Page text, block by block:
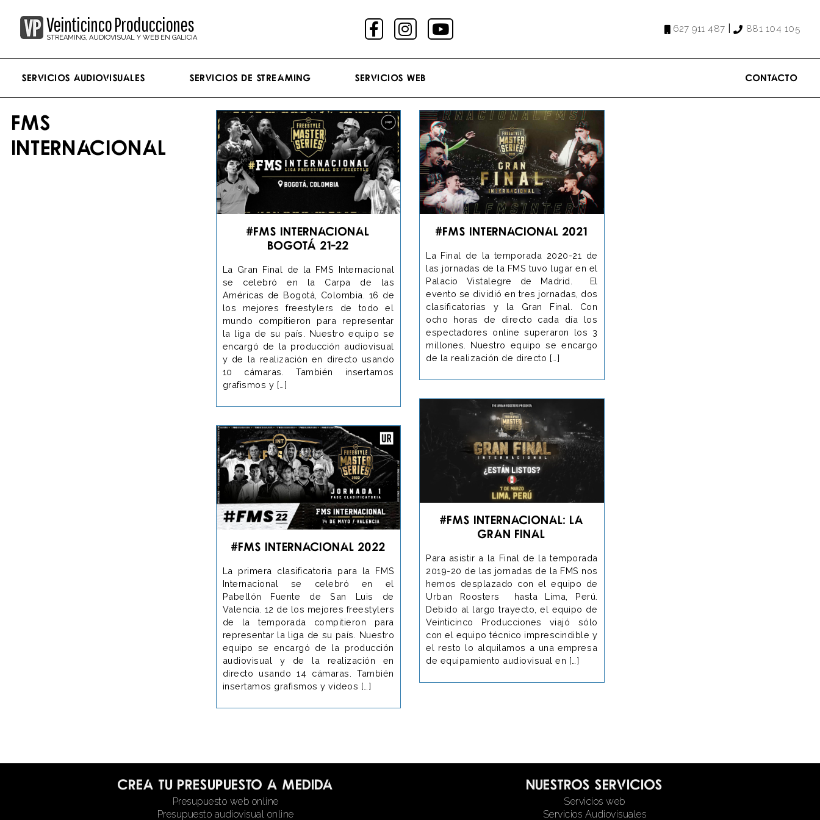
Veinticinco Producciones
STREAMING, AUDIOVISUAL Y WEB EN GALICIA
627 911 487 881 104 105
Servicios Audiovisuales Servicios de streaming Servicios Web Contacto
FMS
INTERNACIONAL
#FMS Internacional
Bogotá 21-22
La Gran Final de la FMS Internacional
se celebró en la Carpa de las
Américas de Bogotá, Colombia. 16 de
los mejores freestylers de todo el
mundo compitieron para representar
la liga de su país. Nuestro equipo se
encargó de la producción audiovisual
y de la realización en directo usando
10 cámaras. También insertamos
grafismos y […]
#FMS Internacional 2022
La primera clasificatoria para la FMS
Internacional se celebró en el
Pabellón Fuente de San Luis de
Valencia. 12 de los mejores freestylers
de la temporada compitieron para
representar la liga de su país. Nuestro
equipo se encargó de la producción
audiovisual y de la realización en
directo usando 14 cámaras. También
insertamos grafismos y videos […]
#FMS Internacional 2021
La Final de la temporada 2020-21 de
las jornadas de la FMS tuvo lugar en el
Palacio Vistalegre de Madrid. El
evento se dividió en tres jornadas, dos
clasificatorias y la Gran Final. Con
ocho horas de directo cada día los
espectadores online superaron los 3
millones. Nuestro equipo se encargo
de la realización de directo […]
#FMS Internacional: La
Gran Final
Para asistir a la Final de la temporada
2019-20 de las jornadas de la FMS nos
hemos desplazado con el equipo de
Urban Roosters hasta Lima, Perú.
Debido al largo trayecto, el equipo de
Veinticinco Producciones viajó sólo
con el equipo técnico imprescindible y
el resto lo alquilamos a una empresa
de equipamiento audiovisual en […]
Crea tu presupuesto a medida
Presupuesto web online
Presupuesto audiovisual online
Nuestros servicios
Servicios web
Servicios Audiovisuales